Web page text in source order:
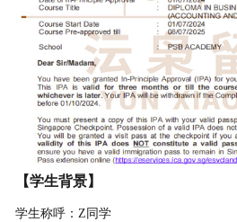
【学生背景】
学生称呼：Z同学